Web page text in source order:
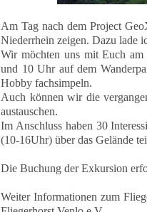
Am Tag nach dem Project
Niederrhein zeigen. Dazu lade
Wir möchten uns mit Euch
und 10 Uhr auf dem
Hobby fachsimpeln.
Auch können wir die
austauschen.
Im Anschluss haben 30
(10-16Uhr) über das Gelände
Die Buchung der Exkursion
Weiter Informationen zum